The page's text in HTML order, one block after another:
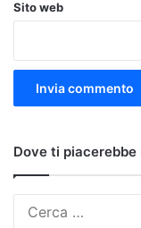
Sito web
Dove ti piacerebbe